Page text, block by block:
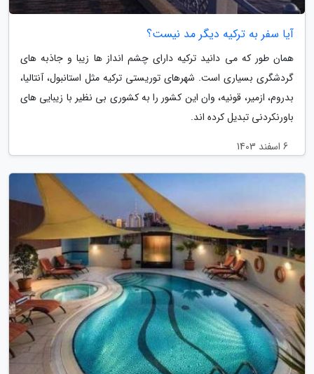
آیا سفر به ترکیه دیگر مد نیست؟
همان طور که می دانید ترکیه دارای چشم انداز ها زیبا و جاذبه های
گردشگری بسیاری است. شهرهای توریستی ترکیه مثل استانبول، آنتالیا،
بدروم، ازمیر، قونیه، وان این کشور را به کشوری بی نظیر با زیبایی های
باورنکردنی تبدیل کرده اند.
6 اسفند 1403